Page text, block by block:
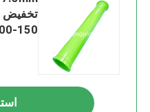
تخفيض
150-125L1400